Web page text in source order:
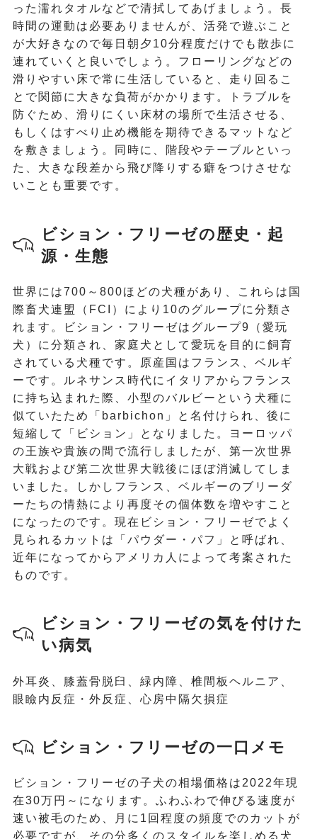
った濡れタオルなどで清拭してあげましょう。長
時間の運動は必要ありませんが、活発で遊ぶこと
が大好きなので毎日朝夕10分程度だけでも散歩に
連れていくと良いでしょう。フローリングなどの
滑りやすい床で常に生活していると、走り回るこ
とで関節に大きな負荷がかかります。トラブルを
防ぐため、滑りにくい床材の場所で生活させる、
もしくはすべり止め機能を期待できるマットなど
を敷きましょう。同時に、階段やテーブルといっ
た、大きな段差から飛び降りする癖をつけさせな
いことも重要です。
ビション・フリーゼの歴史・起
源・生態
世界には700～800ほどの犬種があり、これらは国
際畜犬連盟（FCI）により10のグループに分類さ
れます。ビション・フリーゼはグループ9（愛玩
犬）に分類され、家庭犬として愛玩を目的に飼育
されている犬種です。原産国はフランス、ベルギ
ーです。ルネサンス時代にイタリアからフランス
に持ち込まれた際、小型のバルビーという犬種に
似ていたため「barbichon」と名付けられ、後に
短縮して「ビション」となりました。ヨーロッパ
の王族や貴族の間で流行しましたが、第一次世界
大戦および第二次世界大戦後にほぼ消滅してしま
いました。しかしフランス、ベルギーのブリーダ
ーたちの情熱により再度その個体数を増やすこと
になったのです。現在ビション・フリーゼでよく
見られるカットは「パウダー・パフ」と呼ばれ、
近年になってからアメリカ人によって考案された
ものです。
ビション・フリーゼの気を付けた
い病気
外耳炎、膝蓋骨脱臼、緑内障、椎間板ヘルニア、
眼瞼内反症・外反症、心房中隔欠損症
ビション・フリーゼの一口メモ
ビション・フリーゼの子犬の相場価格は2022年現
在30万円～になります。ふわふわで伸びる速度が
速い被毛のため、月に1回程度の頻度でのカットが
必要ですが、その分多くのスタイルを楽しめる犬